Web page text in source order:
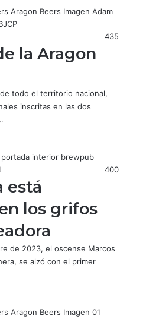
435
la Aragon
todo el territorio nacional,
inscritas en las dos
400
está
los grifos
de 2023, el oscense Marcos
se alzó con el primer